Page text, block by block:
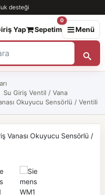
desteği
Yap Sepetim
0
Menü
Su Giriş Ventil / Vana
Okuyucu Sensörlü / Ventili